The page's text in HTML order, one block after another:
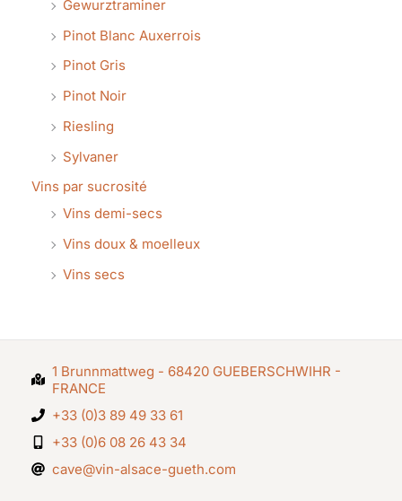
Gewurztraminer
Pinot Blanc Auxerrois
Pinot Gris
Pinot Noir
Riesling
Sylvaner
Vins par sucrosité
Vins demi-secs
Vins doux & moelleux
Vins secs
1 Brunnmattweg - 68420 GUEBERSCHWIHR -
FRANCE
+33 (0)3 89 49 33 61
+33 (0)6 08 26 43 34
cave@vin-alsace-gueth.com